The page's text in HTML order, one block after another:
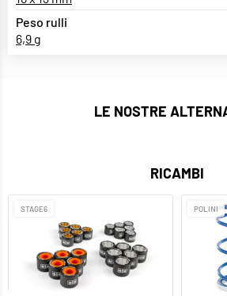
Peso rulli
6,9 g
LE NOSTRE
RICAMBI
STAGE6 POLINI